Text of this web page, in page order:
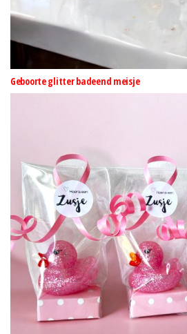
Geboorte glitter badeend meisje